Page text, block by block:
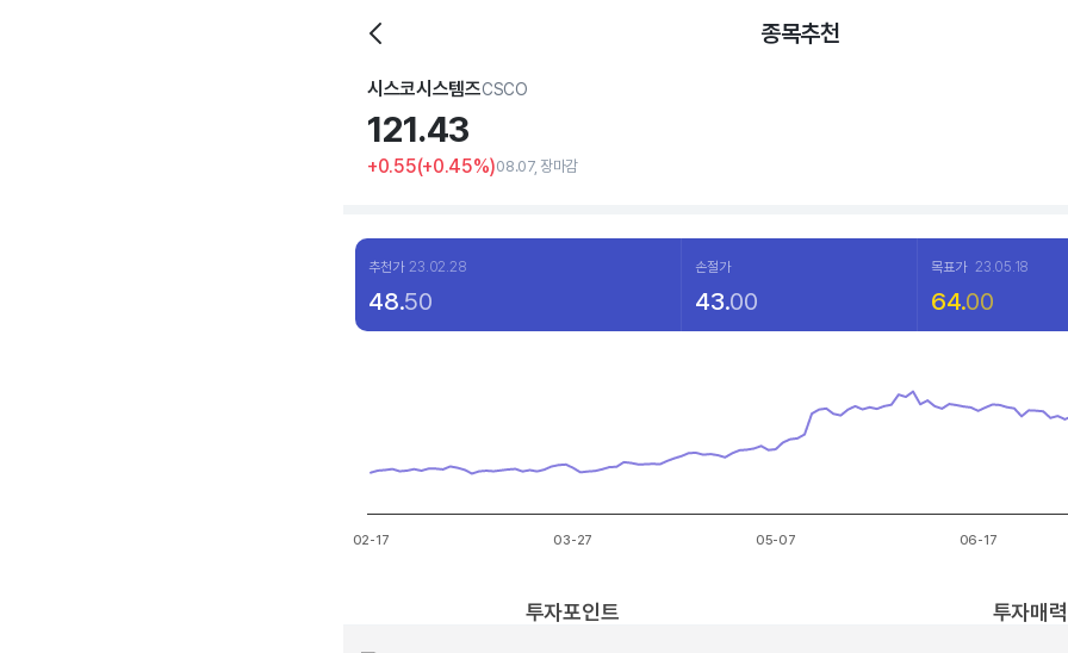
종목추천
시스코시스템즈CSCO
121.43
+0.55(+0.45%)08.07, 장마감
추천가 23.02.28 손절가 목표가 23.05.18
48.50 43.00 64.00
The chart has 1 Y axis displaying values. Data ranges from 76.21 to 130.
02-17 03-27 05-07 06-17
투자포인트 투자매력